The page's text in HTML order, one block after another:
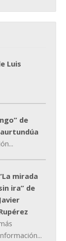
Luis
de
mirada
ira” de
Javier